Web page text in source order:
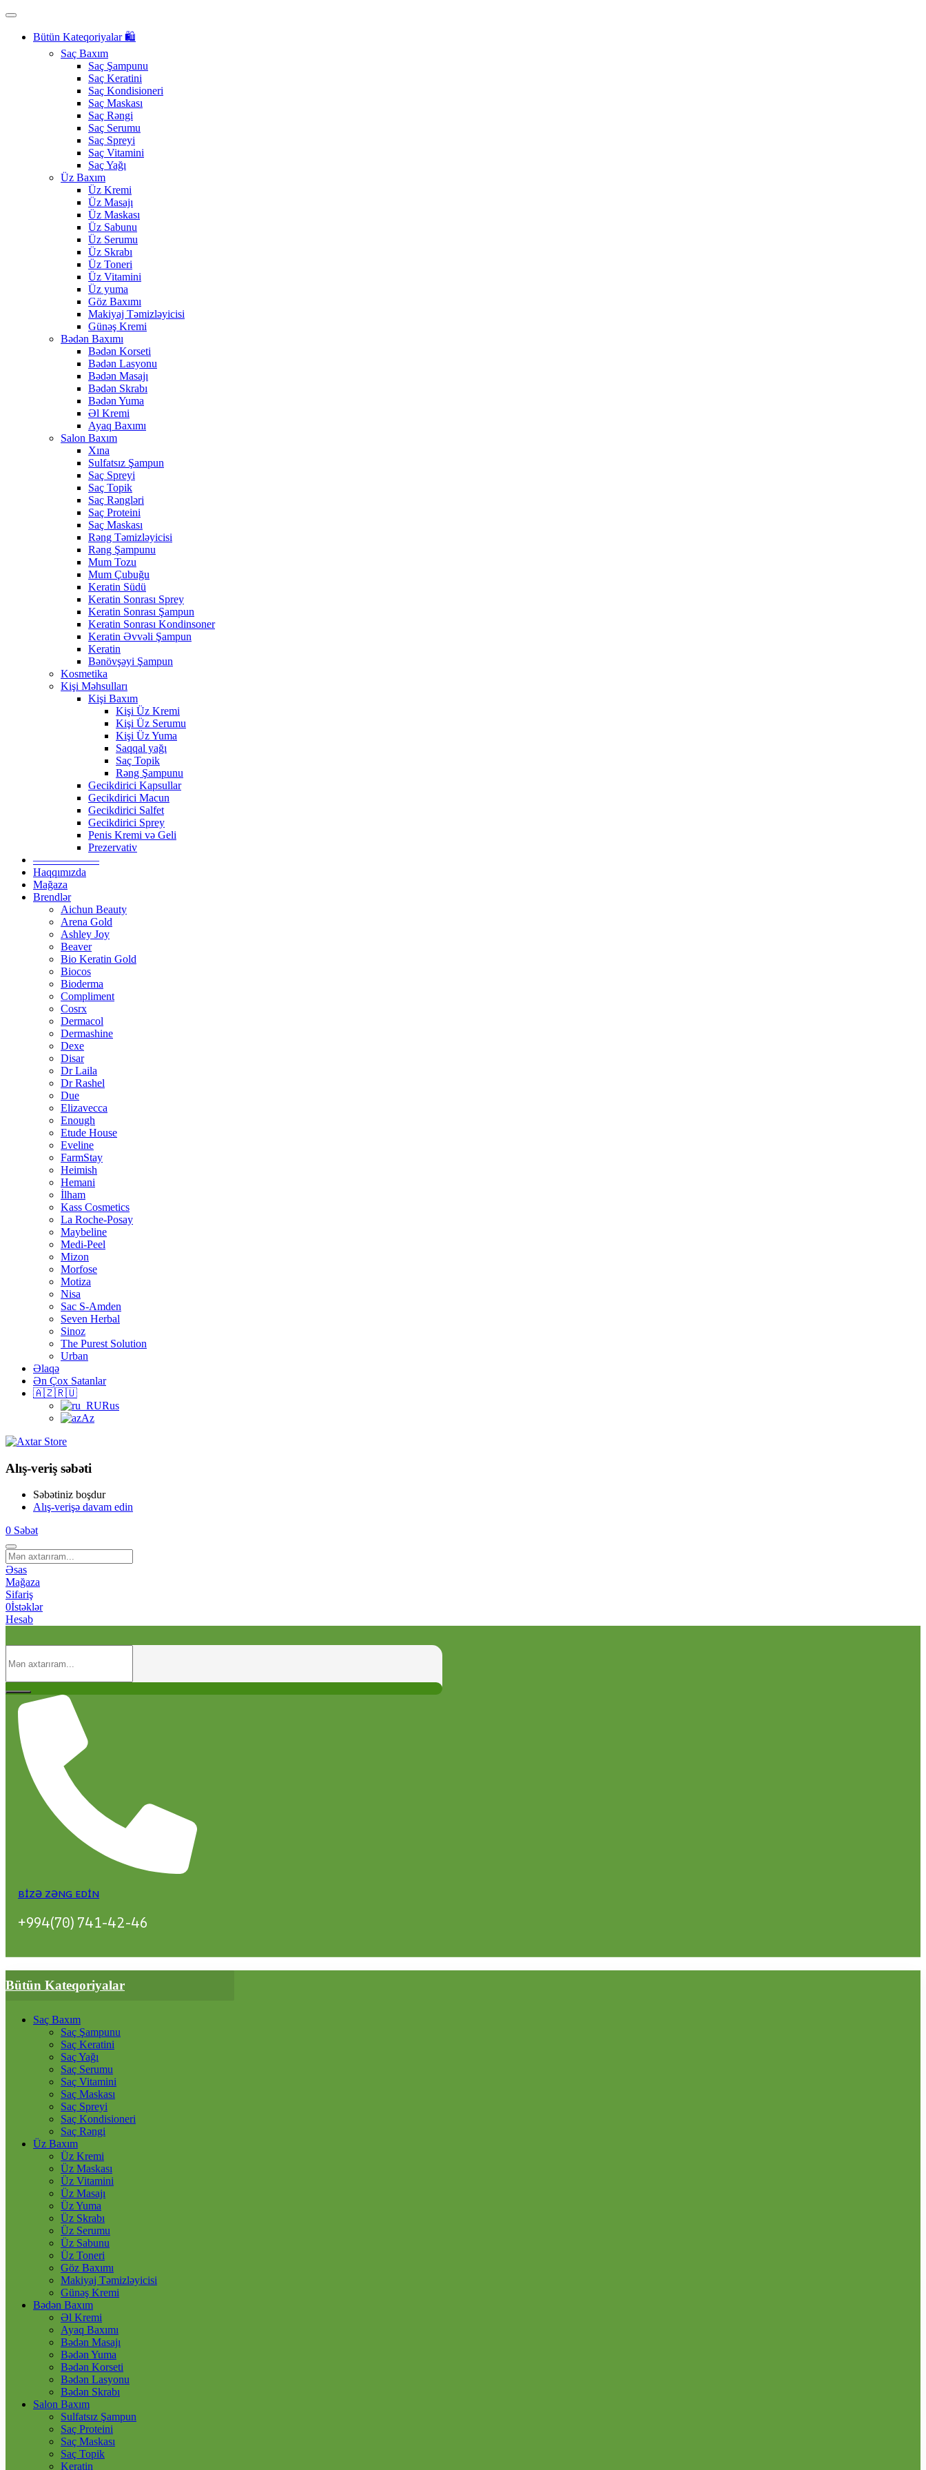
Bütün Kateqoriyalar 🛍️
Saç Baxım
Saç Şampunu
Saç Keratini
Saç Kondisioneri
Saç Maskası
Saç Rəngi
Saç Serumu
Saç Spreyi
Saç Vitamini
Saç Yağı
Üz Baxım
Üz Kremi
Üz Masajı
Üz Maskası
Üz Sabunu
Üz Serumu
Üz Skrabı
Üz Toneri
Üz Vitamini
Üz yuma
Göz Baxımı
Makiyaj Təmizləyicisi
Günəş Kremi
Bədən Baxımı
Bədən Korseti
Bədən Lasyonu
Bədən Masajı
Bədən Skrabı
Bədən Yuma
Əl Kremi
Ayaq Baxımı
Salon Baxım
Xına
Sulfatsız Şampun
Saç Spreyi
Saç Topik
Saç Rəngləri
Saç Proteini
Saç Maskası
Rəng Təmizləyicisi
Rəng Şampunu
Mum Tozu
Mum Çubuğu
Keratin Südü
Keratin Sonrası Sprey
Keratin Sonrası Şampun
Keratin Sonrası Kondinsoner
Keratin Əvvəli Şampun
Keratin
Bənövşəyi Şampun
Kosmetika
Kişi Məhsulları
Kişi Baxım
Kişi Üz Kremi
Kişi Üz Serumu
Kişi Üz Yuma
Saqqal yağı
Saç Topik
Rəng Şampunu
Gecikdirici Kapsullar
Gecikdirici Macun
Gecikdirici Salfet
Gecikdirici Sprey
Penis Kremi və Geli
Prezervativ
——————
Haqqımızda
Mağaza
Brendlər
Aichun Beauty
Arena Gold
Ashley Joy
Beaver
Bio Keratin Gold
Biocos
Bioderma
Compliment
Cosrx
Dermacol
Dermashine
Dexe
Disar
Dr Laila
Dr Rashel
Due
Elizavecca
Enough
Etude House
Eveline
FarmStay
Heimish
Hemani
İlham
Kass Cosmetics
La Roche-Posay
Maybeline
Medi-Peel
Mizon
Morfose
Motiza
Nisa
Sac S-Amden
Seven Herbal
Sinoz
The Purest Solution
Urban
Əlaqə
Ən Çox Satanlar
🇦🇿🇷🇺
Rus
Az
Alış-veriş səbəti
Səbətiniz boşdur
Alış-verişə davam edin
0 Səbət
Əsas
Mağaza
Sifariş
0İstəklər
Hesab
BIZƏ ZƏNG EDIN
+994(70) 741-42-46
Bütün Kateqoriyalar
Saç Baxım
Saç Şampunu
Saç Keratini
Saç Yağı
Saç Serumu
Saç Vitamini
Saç Maskası
Saç Spreyi
Saç Kondisioneri
Saç Rəngi
Üz Baxım
Üz Kremi
Üz Maskası
Üz Vitamini
Üz Masajı
Üz Yuma
Üz Skrabı
Üz Serumu
Üz Sabunu
Üz Toneri
Göz Baxımı
Makiyaj Təmizləyicisi
Günəş Kremi
Bədən Baxım
Əl Kremi
Ayaq Baxımı
Bədən Masajı
Bədən Yuma
Bədən Korseti
Bədən Lasyonu
Bədən Skrabı
Salon Baxım
Sulfatsız Şampun
Saç Proteini
Saç Maskası
Saç Topik
Keratin